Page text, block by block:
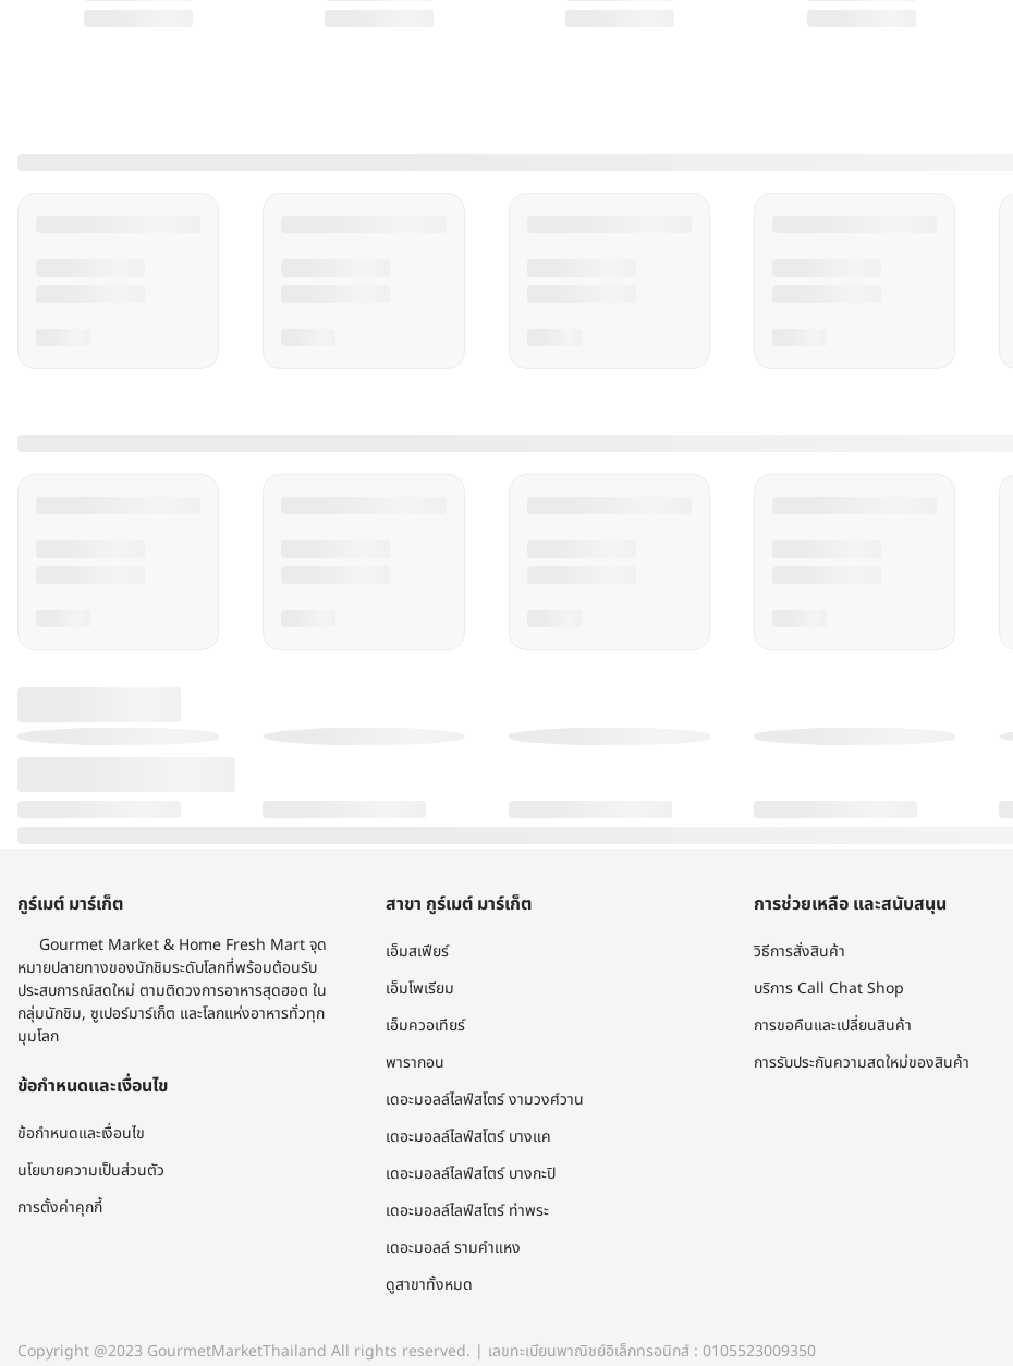
กูร์เมต์ มาร์เก็ต
Gourmet Market & Home Fresh Mart จุด
หมายปลายทางของนักชิมระดับโลกที่พร้อมต้อนรับ
ประสบการณ์สดใหม่ ตามติดวงการอาหารสุดฮอต ใน
กลุ่มนักชิม, ซูเปอร์มาร์เก็ต และโลกแห่งอาหารทั่วทุก
มุมโลก​
ข้อกำหนดและเงื่อนไข
ข้อกำหนดและเงื่อนไข
นโยบายความเป็นส่วนตัว
การตั้งค่าคุกกี้
สาขา กูร์เมต์ มาร์เก็ต
เอ็มสเฟียร์
เอ็มโพเรียม
เอ็มควอเทียร์
พารากอน
เดอะมอลล์ไลฟ์สโตร์ งามวงศ์วาน
เดอะมอลล์ไลฟ์สโตร์ บางแค
เดอะมอลล์ไลฟ์สโตร์ บางกะปิ
เดอะมอลล์ไลฟ์สโตร์ ท่าพระ
เดอะมอลล์ รามคำแหง
ดูสาขาทั้งหมด
การช่วยเหลือ และสนับสนุน
วิธีการสั่งสินค้า
บริการ Call Chat Shop
การขอคืนและเปลี่ยนสินค้า
การรับประกันความสดใหม่ของสินค้า
Copyright @2023 GourmetMarketThailand All rights reserved. | เลขทะเบียนพาณิชย์อิเล็กทรอนิกส์ : 0105523009350